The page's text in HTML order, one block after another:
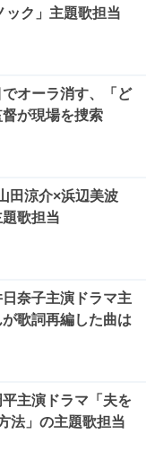
ック」主題歌担当
オーラ消す、「ど
が現場を捜索
田涼介×浜辺美波
題歌担当
奈子主演ドラマ主
歌詞再編した曲は
主演ドラマ「夫を
法」の主題歌担当